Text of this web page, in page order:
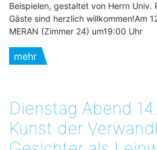
Beispielen, gestaltet von Herrn Univ.
Gäste sind herzlich willkommen!Am
MERAN (Zimmer 24) um19:00 Uhr
mehr
Dienstag Abend
Kunst der